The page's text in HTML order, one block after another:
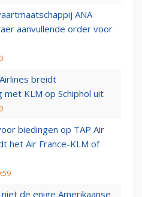
ANA
aanvullende order voor
breidt
met KLM op Schiphol uit
biedingen op TAP Air
het Air France-KLM of
de enige Amerikaanse